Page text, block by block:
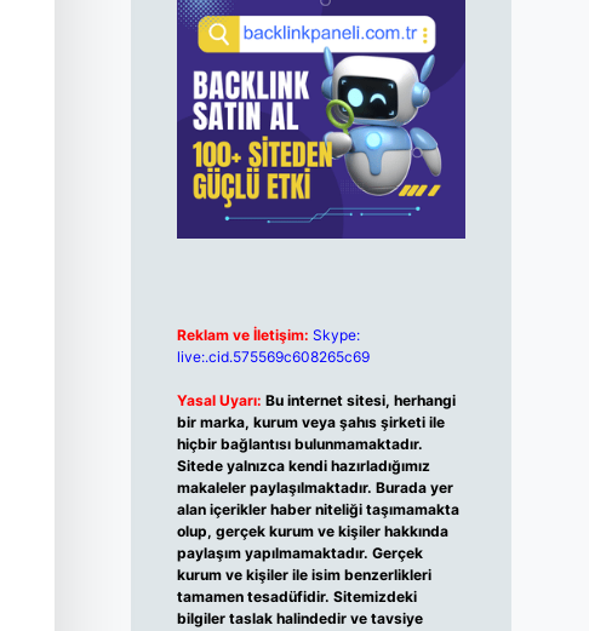
Reklam ve İletişim: Skype:
live:.cid.575569c608265c69
Yasal Uyarı: Bu internet sitesi, herhangi
bir marka, kurum veya şahıs şirketi ile
hiçbir bağlantısı bulunmamaktadır.
Sitede yalnızca kendi hazırladığımız
makaleler paylaşılmaktadır. Burada yer
alan içerikler haber niteliği taşımamakta
olup, gerçek kurum ve kişiler hakkında
paylaşım yapılmamaktadır. Gerçek
kurum ve kişiler ile isim benzerlikleri
tamamen tesadüfidir. Sitemizdeki
bilgiler taslak halindedir ve tavsiye